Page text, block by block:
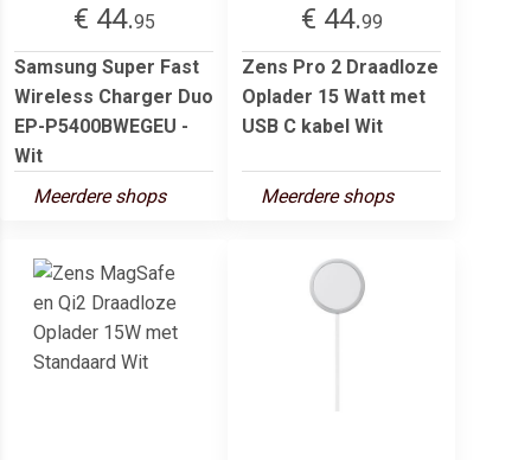
€ 44.95
Samsung Super Fast
Wireless Charger Duo
EP-P5400BWEGEU -
Wit
Meerdere shops
€ 44.99
Zens Pro 2 Draadloze
Oplader 15 Watt met
USB C kabel Wit
Meerdere shops